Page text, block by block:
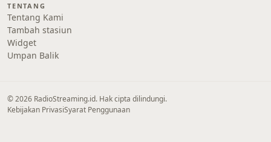
TENTANG
Tentang Kami
Tambah stasiun
Widget
Umpan Balik
© 2026 RadioStreaming.id. Hak cipta dilindungi.
Kebijakan PrivasiSyarat Penggunaan